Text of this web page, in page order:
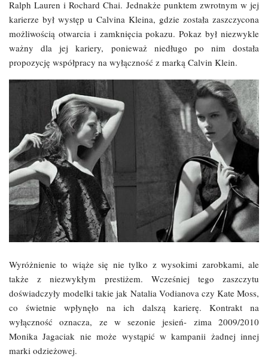
Ralph Lauren i Rochard Chai. Jednakże punktem zwrotnym w jej
karierze był występ u Calvina Kleina, gdzie została zaszczycona
możliwością otwarcia i zamknięcia pokazu. Pokaz był niezwykle
ważny dla jej kariery, ponieważ niedługo po nim dostała
propozycję współpracy na wyłączność z marką Calvin Klein.
Wyróżnienie to wiąże się nie tylko z wysokimi zarobkami, ale
także z niezwykłym prestiżem. Wcześniej tego zaszczytu
doświadczyły modelki takie jak Natalia Vodianova czy Kate Moss,
co świetnie wpłynęło na ich dalszą karierę. Kontrakt na
wyłączność oznacza, ze w sezonie jesień- zima 2009/2010
Monika Jagaciak nie może wystąpić w kampanii żadnej innej
marki odzieżowej.